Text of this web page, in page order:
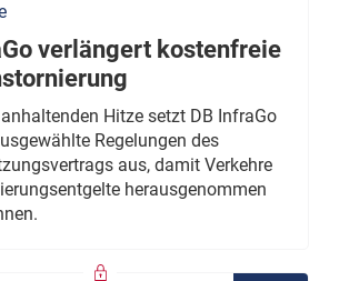
verlängert kostenfreie
Hitze setzt DB InfraGo
Regelungen des
aus, damit Verkehre
herausgenommen